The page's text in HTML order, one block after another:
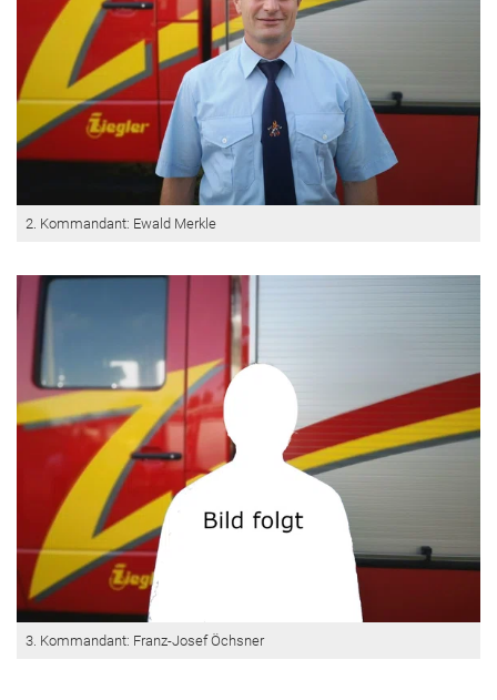
2. Kommandant: Ewald Merkle
3. Kommandant: Franz-Josef Öchsner